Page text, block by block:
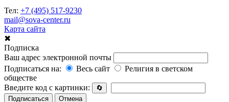
Тел: +7 (495) 517-9230
mail@sova-center.ru
Карта сайта
✖
Подписка
Ваш адрес электронной почты
Подписаться на:
Весь сайт
Религия в светском
обществе
Введите код с картинки:
🔄
Подписаться
Отмена